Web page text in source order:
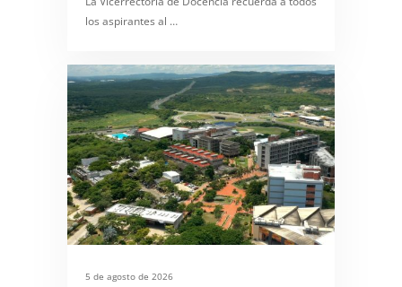
los aspirantes al …
5 de agosto de 2026